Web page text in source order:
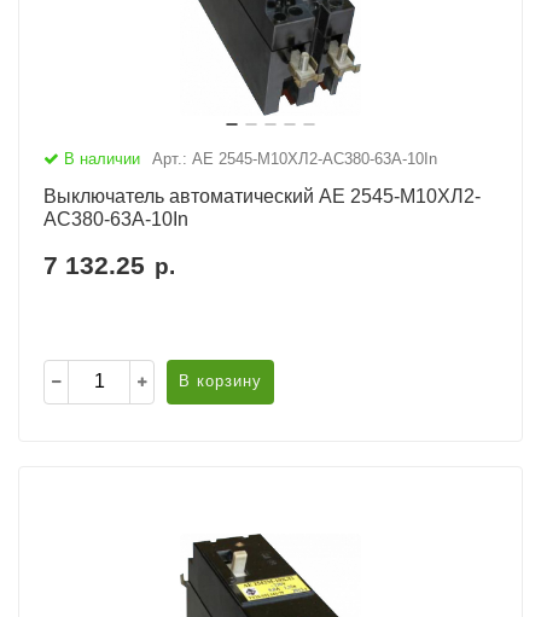
В наличии Арт.: АЕ 2545-М10ХЛ2-AC380-63А-10In
Выключатель автоматический АЕ 2545-М10ХЛ2-
AC380-63А-10In
7 132.25 р.
В корзину